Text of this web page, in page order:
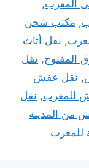
المغرب,
, مكتب شحن
, نقل أثاث
المفتوح, نقل
, نقل عفش
للمغرب, نقل
من المدينة
للمغرب